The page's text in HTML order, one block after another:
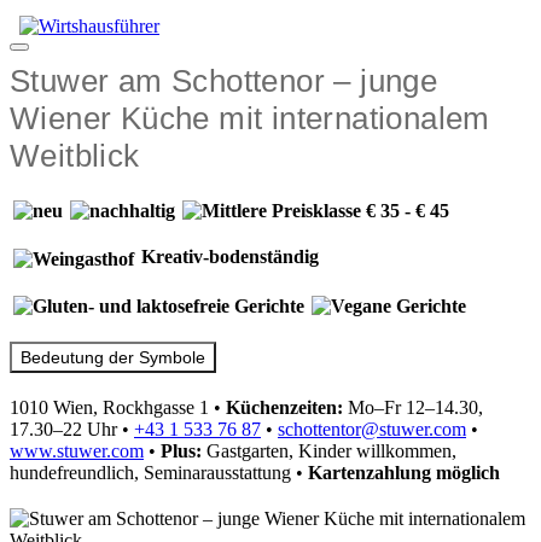
Zum
Inhalt
Menü
Stuwer am Schottenor – junge
Wiener Küche mit internationalem
Weitblick
Kreativ-bodenständig
Bedeutung der Symbole
1010 Wien, Rockhgasse 1 • Küchenzeiten: Mo–Fr 12–14.30,
17.30–22 Uhr• +43 1 533 76 87 • schottentor@stuwer.com •
www.stuwer.com • Plus: Gastgarten, Kinder willkommen,
hundefreundlich, Seminarausstattung • Kartenzahlung möglich